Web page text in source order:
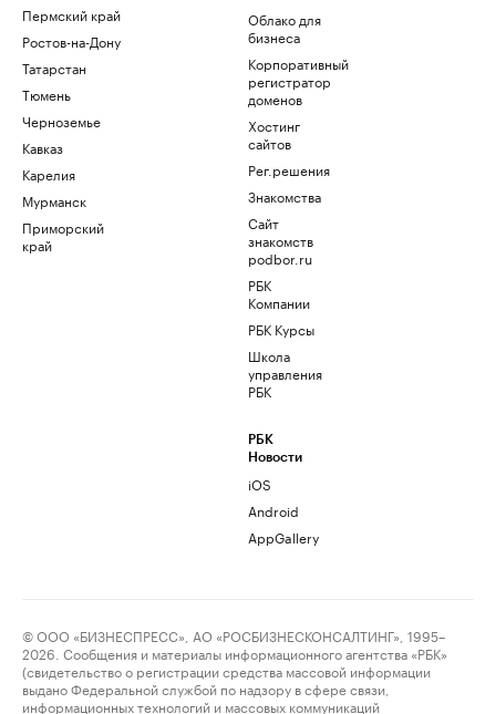
Пермский край
Ростов-на-Дону
Татарстан
Тюмень
Черноземье
Кавказ
Карелия
Мурманск
Приморский
край
Облако для
бизнеса
Корпоративный
регистратор
доменов
Хостинг
сайтов
Рег.решения
Знакомства
Сайт
знакомств
podbor.ru
РБК
Компании
РБК Курсы
Школа
управления
РБК
РБК
Новости
iOS
Android
AppGallery
© ООО «БИЗНЕСПРЕСС», АО «РОСБИЗНЕСКОНСАЛТИНГ», 1995–
2026. Сообщения и материалы информационного агентства «РБК»
(свидетельство о регистрации средства массовой информации
выдано Федеральной службой по надзору в сфере связи,
информационных технологий и массовых коммуникаций